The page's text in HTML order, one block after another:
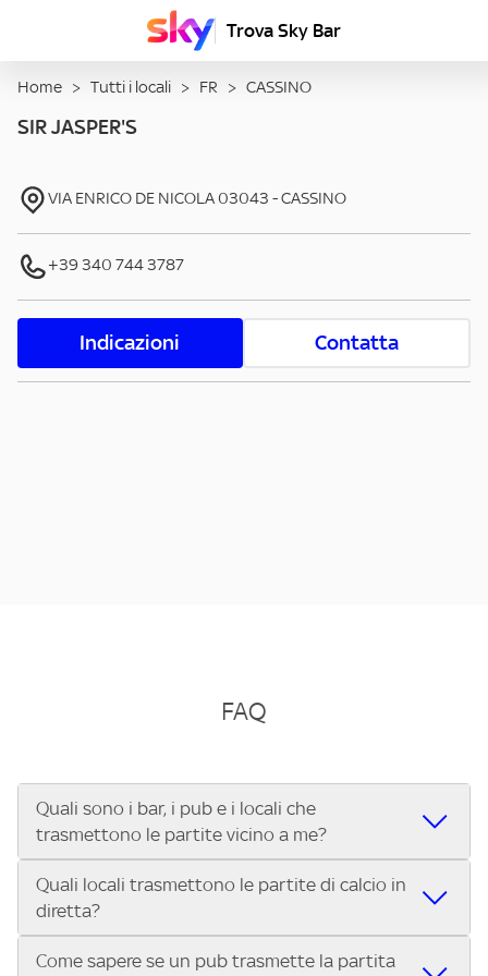
Trova Sky Bar
Home > Tutti i locali > FR > CASSINO
SIR JASPER'S
VIA ENRICO DE NICOLA 03043 -CASSINO
+39 340 744 3787
Indicazioni Contatta
FAQ
Quali sono i bar, i pub e i locali che
trasmettono le partite vicino a me?
Se cerchi un bar, pub, ristorante o locale vicino a te per
vedere le partite di Serie A ENILIVE, la Serie C Sky Wifi, la
UEFA Champions League, la UEFA Europa League, la UEFA
Conference League, il Tennis, la Formula 1®, la MotoGP™ e
Quali locali trasmettono le partite di calcio in
diretta?
Vuoi sapere quali bar, pub o ristoranti mostrano le partite
Come sapere se un pub trasmette la partita